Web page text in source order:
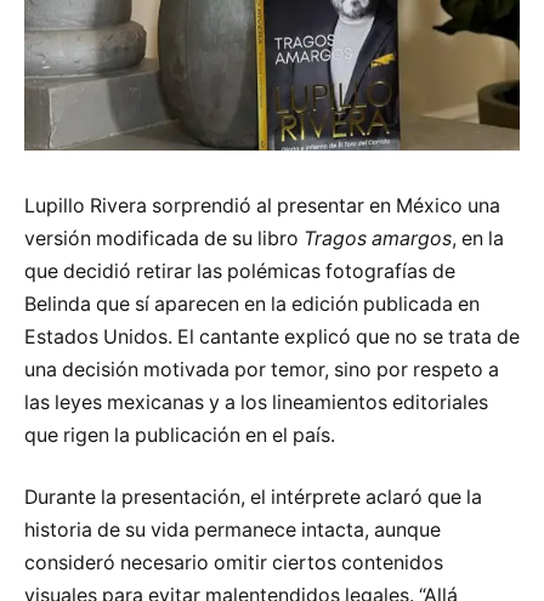
Lupillo Rivera sorprendió al presentar en México una
versión modificada de su libro Tragos amargos, en la
que decidió retirar las polémicas fotografías de
Belinda que sí aparecen en la edición publicada en
Estados Unidos. El cantante explicó que no se trata de
una decisión motivada por temor, sino por respeto a
las leyes mexicanas y a los lineamientos editoriales
que rigen la publicación en el país.
Durante la presentación, el intérprete aclaró que la
historia de su vida permanece intacta, aunque
consideró necesario omitir ciertos contenidos
visuales para evitar malentendidos legales. “Allá